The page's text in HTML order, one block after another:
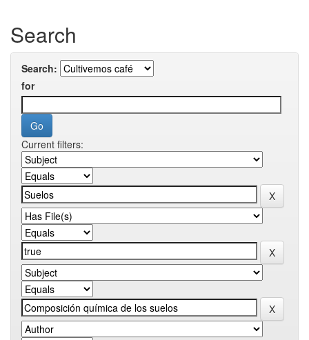
Search
Search:
for
Current filters: